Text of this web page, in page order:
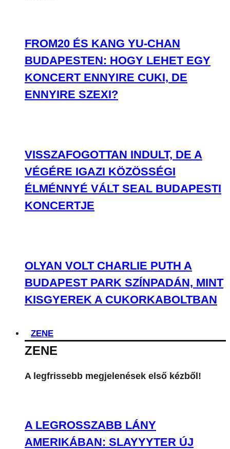
FROM20 ÉS KANG YU-CHAN
BUDAPESTEN: HOGY LEHET EGY
KONCERT ENNYIRE CUKI, DE
ENNYIRE SZEXI?
VISSZAFOGOTTAN INDULT, DE A
VÉGÉRE IGAZI KÖZÖSSÉGI
ÉLMÉNNYÉ VÁLT SEAL BUDAPESTI
KONCERTJE
OLYAN VOLT CHARLIE PUTH A
BUDAPEST PARK SZÍNPADÁN, MINT
KISGYEREK A CUKORKABOLTBAN
ZENE
ZENE
A legfrissebb megjelenések első kézből!
A LEGROSSZABB LÁNY
AMERIKÁBAN: SLAYYYTER ÚJ